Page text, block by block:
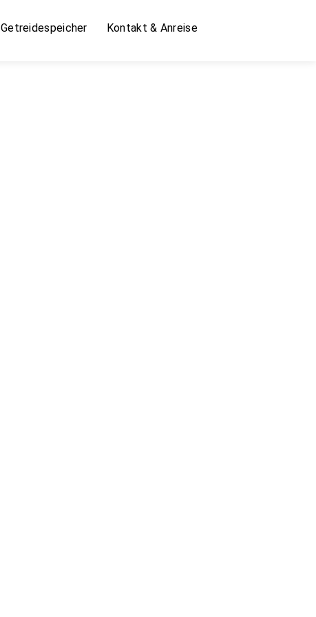
Getreidespeicher Kontakt & Anreise